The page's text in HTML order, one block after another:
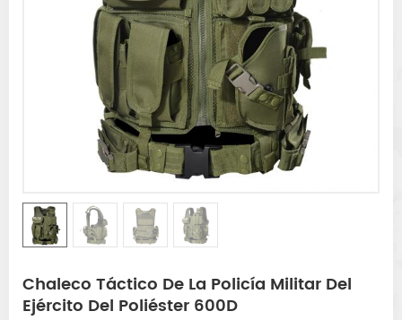
Chaleco Táctico De La Policía Militar Del
Ejército Del Poliéster 600D